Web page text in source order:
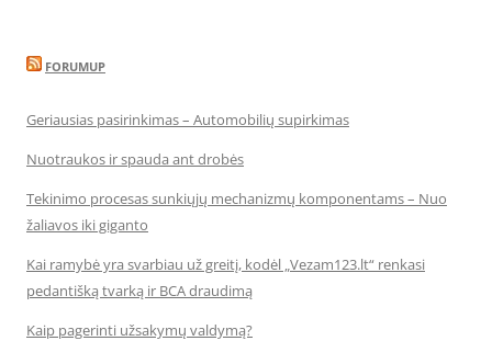
FORUMUP
Geriausias pasirinkimas – Automobilių supirkimas
Nuotraukos ir spauda ant drobės
Tekinimo procesas sunkiųjų mechanizmų komponentams – Nuo
žaliavos iki giganto
Kai ramybė yra svarbiau už greitį, kodėl „Vezam123.lt“ renkasi
pedantišką tvarką ir BCA draudimą
Kaip pagerinti užsakymų valdymą?